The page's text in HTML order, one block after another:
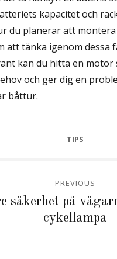
kapacitet och
du planerar att
att tänka igenom dessa
kan du hitta en motor
och ger dig en
båttur.
CATEGORIES
TIPS
PREVIOUS
säkerhet på
cykellampa